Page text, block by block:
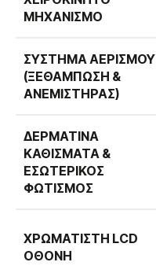
ΜΗΧΑΝΙΣΜΌ
ΣΎΣΤΗΜΑ ΑΕΡΙΣΜΟΎ
(ΞΕΘΆΜΠΩΣΗ &
ΑΝΕΜΙΣΤΉΡΑΣ)
ΔΕΡΜΆΤΙΝΑ
ΚΑΘΊΣΜΑΤΑ &
ΕΣΩΤΕΡΙΚΌΣ
ΦΩΤΙΣΜΌΣ
ΧΡΩΜΑΤΙΣΤΉ LCD
ΟΘΌΝΗ